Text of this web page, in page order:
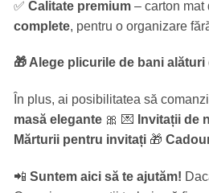
✅ Calitate premium – carton mat
complete, pentru o organizare
🎁 Alege plicurile de bani
În plus, ai posibilitatea să comanzi
masă elegante 🎀 💌 Invitații de
Mărturii pentru invitați 🎁
📲 Suntem aici să te ajutăm!